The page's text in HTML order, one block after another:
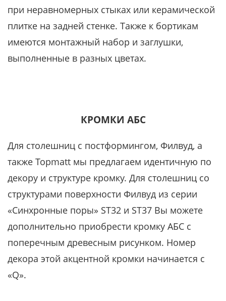
при неравномерных стыках или керамической
плитке на задней стенке. Также к бортикам
имеются монтажный набор и заглушки,
выполненные в разных цветах.
КРОМКИ АБС
Для столешниц с постформингом, Филвуд, а
также Topmatt мы предлагаем идентичную по
декору и структуре кромку. Для столешниц со
структурами поверхности Филвуд из серии
«Синхронные поры» ST32 и ST37 Вы можете
дополнительно приобрести кромку АБС с
поперечным древесным рисунком. Номер
декора этой акцентной кромки начинается с
«Q».